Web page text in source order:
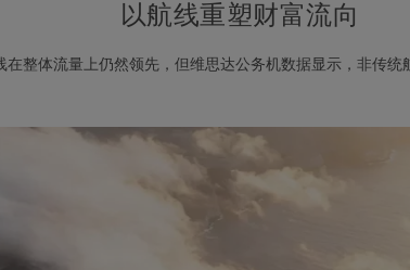
以航线重塑财富流向
整体流量上仍然领先，但维思达公务机数据显示，非传